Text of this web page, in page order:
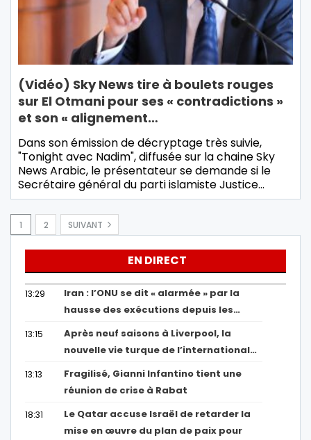
(Vidéo) Sky News tire à boulets rouges
sur El Otmani pour ses « contradictions »
et son « alignement…
Dans son émission de décryptage très suivie,
"Tonight avec Nadim", diffusée sur la chaine Sky
News Arabic, le présentateur se demande si le
Secrétaire général du parti islamiste Justice…
1 2 SUIVANT
EN DIRECT
13:29
Iran : l’ONU se dit « alarmée » par la
hausse des exécutions depuis les…
13:15
Après neuf saisons à Liverpool, la
nouvelle vie turque de l’international…
13:13
Fragilisé, Gianni Infantino tient une
réunion de crise à Rabat
18:31
Le Qatar accuse Israël de retarder la
mise en œuvre du plan de paix pour